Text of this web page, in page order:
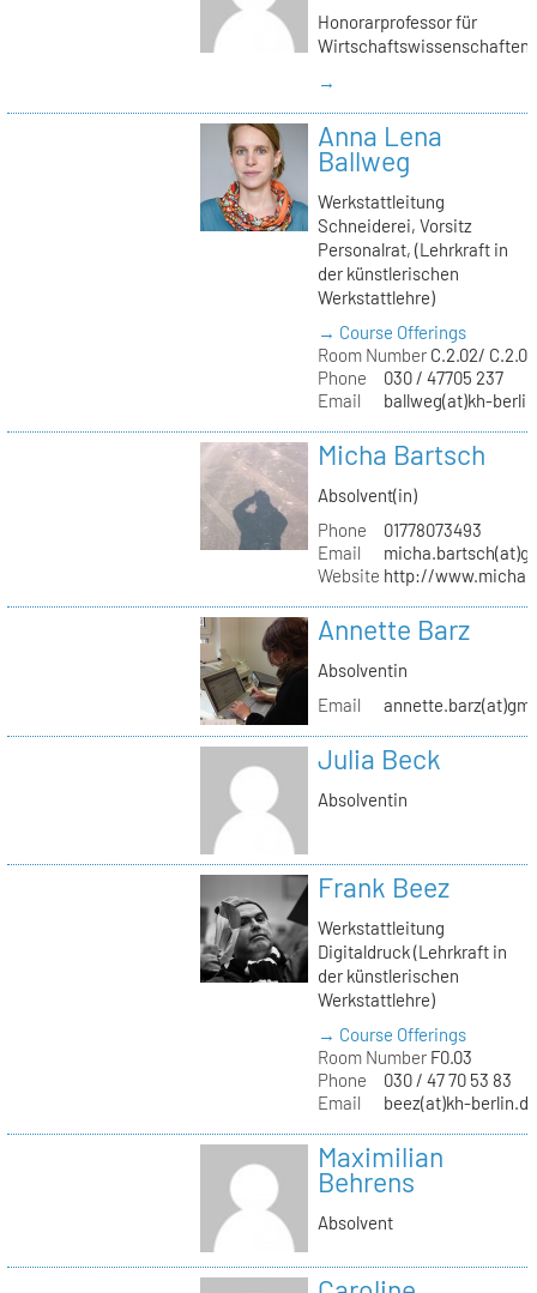
Honorarprofessor für
Wirtschaftswissenschaften
→
Anna Lena
Ballweg
Werkstattleitung
Schneiderei, Vorsitz
Personalrat, (Lehrkraft in
der künstlerischen
Werkstattlehre)
→ Course Offerings
Room NumberC.2.02/
Phone
030 / 47705 237
Email
ballweg(at)kh-
Micha Bartsch
Absolvent(in)
Phone
01778073493
Email
Website http://
Annette Barz
Absolventin
Email
Julia Beck
Absolventin
Frank Beez
Werkstattleitung
Digitaldruck (Lehrkraft in
der künstlerischen
Werkstattlehre)
→ Course Offerings
Room NumberF0.03
Phone
030 / 47 70 53 83
Email
beez(at)kh-
Maximilian
Behrens
Absolvent